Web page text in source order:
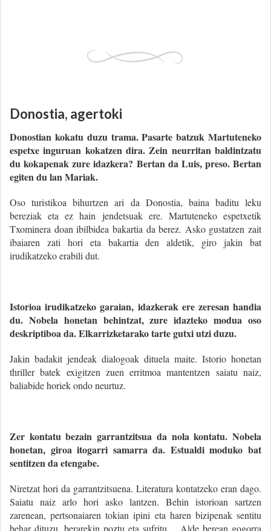
Donostia, agertoki
Donostian kokatu duzu trama. Pasarte batzuk Martuteneko
espetxe inguruan kokatzen dira. Zein neurritan baldintzatu
du kokapenak zure idazkera? Bertan da Luis, preso. Bertan
egiten du lan Mariak.
Oso turistikoa bihurtzen ari da Donostia, baina baditu leku
bereziak eta ez hain jendetsuak ere. Martuteneko espetxetik
Txominera doan ibilbidea bakartia da berez. Asko gustatzen zait
ibaiaren zati hori eta bakartia den aldetik, giro jakin bat
irudikatzeko erabili dut.
Istorioa irudikatzeko garaian, idazkerak ere zeresan handia
du. Nobela honetan behintzat, zure idazteko modua oso
deskriptiboa da. Elkarrizketarako tarte gutxi utzi duzu.
Jakin badakit jendeak dialogoak dituela maite. Istorio honetan
thriller batek exigitzen zuen erritmoa mantentzen saiatu naiz,
baliabide horiek ondo neurtuz.
Zer kontatu bezain garrantzitsua da nola kontatu. Nobela
honetan, giroa itogarri samarra da. Estualdi moduko bat
sentitzen da etengabe.
Niretzat hori da garrantzitsuena. Literatura kontatzeko eran dago.
Saiatu naiz arlo hori asko lantzen. Behin istorioan sartzen
zarenean, pertsonaiaren tokian ipini eta haren bizipenak sentitu
behar dituzu, berarekin poztu eta sufritu… Alde berean gogorra